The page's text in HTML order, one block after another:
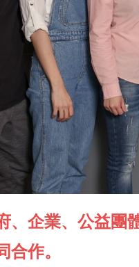
、企業、公益團
合作。